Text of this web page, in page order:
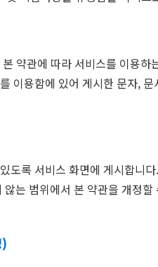
약관에 따라 서비스를 이용하
이용함에 있어 게시한 문자,
도록 서비스 화면에 게시합니다.
는 범위에서 본 약관을 개정